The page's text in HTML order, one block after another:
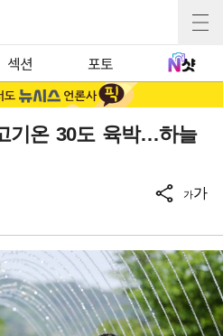
섹션 포토
기온 30도 육박…하늘
가가